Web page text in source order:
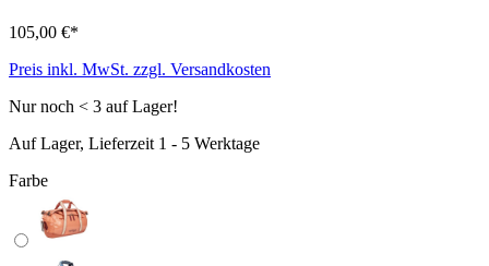
105,00 €*
Preis inkl. MwSt. zzgl. Versandkosten
Nur noch < 3 auf Lager!
Auf Lager, Lieferzeit 1 - 5 Werktage
Farbe